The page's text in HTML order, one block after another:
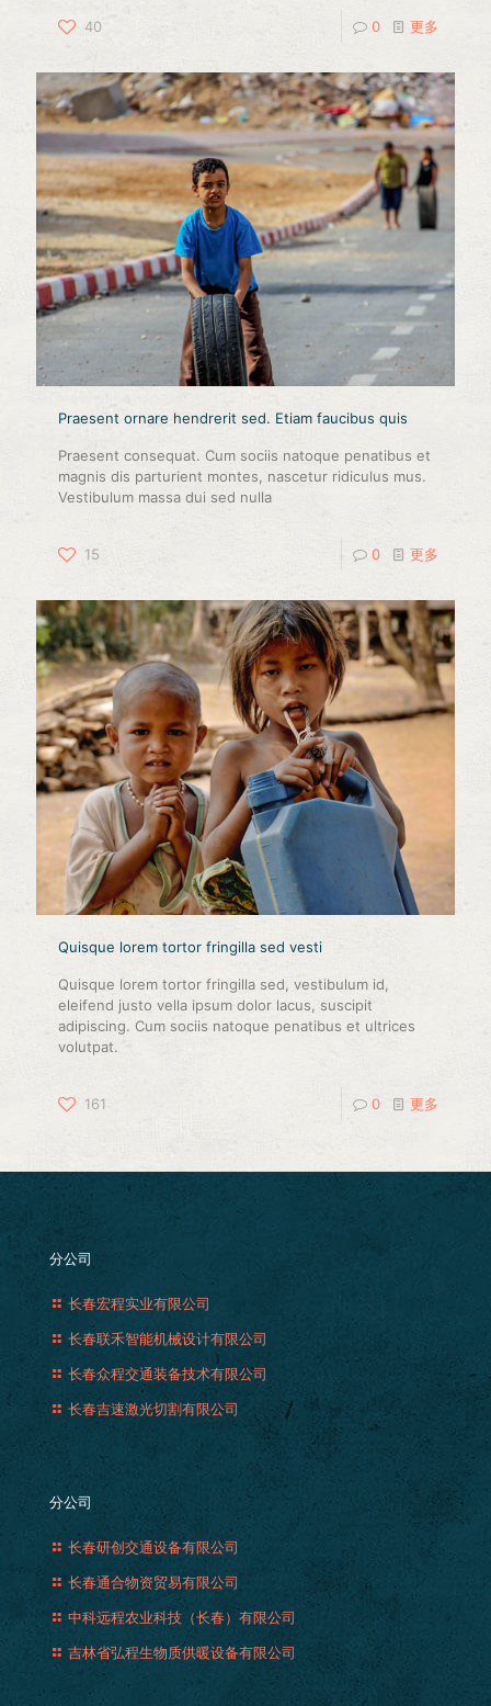
40 0 更多
Praesent ornare hendrerit sed. Etiam faucibus quis
Praesent consequat. Cum sociis natoque penatibus et
magnis dis parturient montes, nascetur ridiculus mus.
Vestibulum massa dui sed nulla
15 0 更多
Quisque lorem tortor fringilla sed vesti
Quisque lorem tortor fringilla sed, vestibulum id,
eleifend justo vella ipsum dolor lacus, suscipit
adipiscing. Cum sociis natoque penatibus et ultrices
volutpat.
161 0 更多
分公司
长春宏程实业有限公司
长春联禾智能机械设计有限公司
长春众程交通装备技术有限公司
长春吉速激光切割有限公司
分公司
长春研创交通设备有限公司
长春通合物资贸易有限公司
中科远程农业科技（长春）有限公司
吉林省弘程生物质供暖设备有限公司